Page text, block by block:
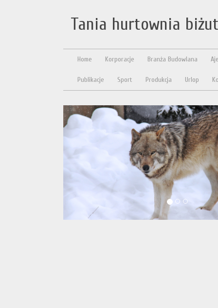
Tania hurtownia
Home Korporacje Branża Budowlana
Publikacje Sport Produkcja Urlop